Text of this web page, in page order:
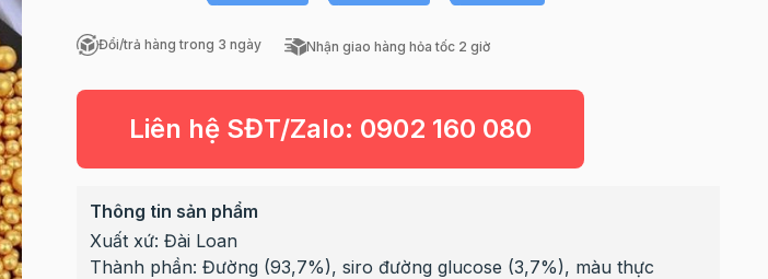
Đổi/trả hàng trong 3 ngày Nhận giao hàng hỏa tốc 2 giờ
Liên hệ SĐT/Zalo: 0902 160 080
Thông tin sản phẩm
Xuất xứ: Đài Loan
Thành phần: Đường (93,7%), siro đường glucose (3,7%), màu thực